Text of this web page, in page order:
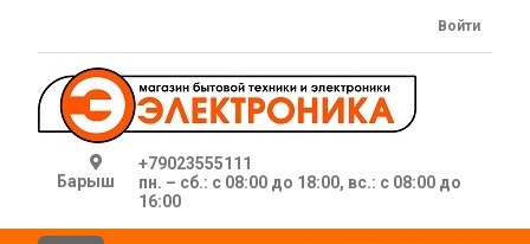
Барыш
+79023555111
пн. – сб.: с 08:00 до 18:00, вс.: с 08:00 до
16:00
Войти